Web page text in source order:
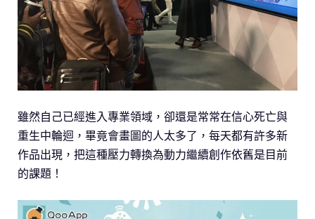
雖然自己已經進入專業領域，卻還是常常在信心死亡與
重生中輪迴，畢竟會畫圖的人太多了，每天都有許多新
作品出現，把這種壓力轉換為動力繼續創作依舊是目前
的課題！